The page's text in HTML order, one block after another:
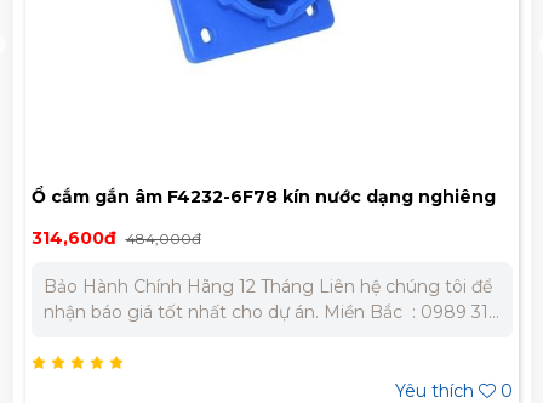
Ổ cắm gắn âm F4232-6F78 kín nước dạng nghiêng
314,600đ 484,000đ
Bảo Hành Chính Hãng 12 Tháng Liên hệ chúng tôi để
nhận báo giá tốt nhất cho dự án. Miền Bắc : 0989 310
332 980
Yêu thích
0